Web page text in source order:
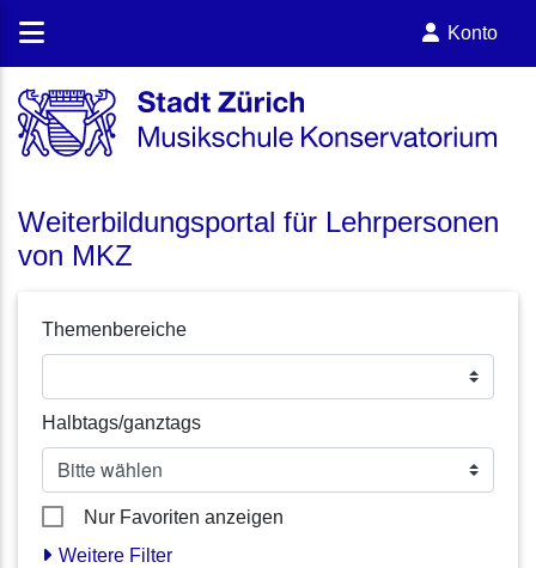
Konto
Weiterbildungsportal für Lehrpersonen
von MKZ
Themenbereiche
Halbtags/ganztags
Nur Favoriten anzeigen
Weitere Filter